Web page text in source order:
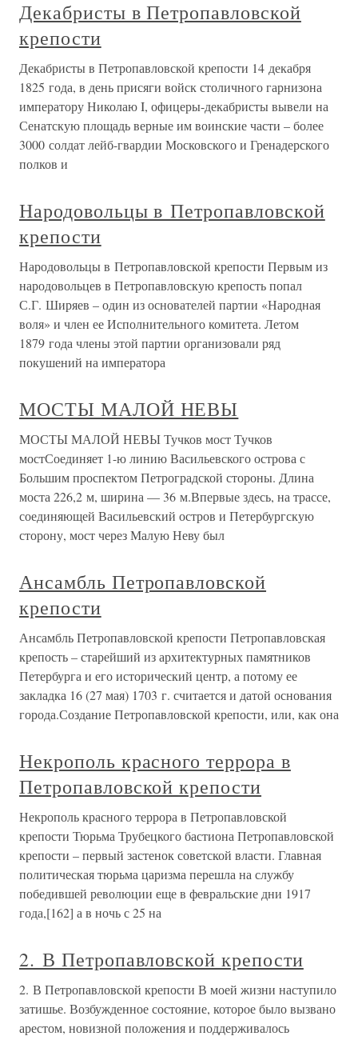
Декабристы в Петропавловской
крепости
Декабристы в Петропавловской крепости 14 декабря
1825 года, в день присяги войск столичного гарнизона
императору Николаю I, офицеры-декабристы вывели на
Сенатскую площадь верные им воинские части – более
3000 солдат лейб-гвардии Московского и Гренадерского
полков и
Народовольцы в Петропавловской
крепости
Народовольцы в Петропавловской крепости Первым из
народовольцев в Петропавловскую крепость попал
С.Г. Ширяев – один из основателей партии «Народная
воля» и член ее Исполнительного комитета. Летом
1879 года члены этой партии организовали ряд
покушений на императора
МОСТЫ МАЛОЙ НЕВЫ
МОСТЫ МАЛОЙ НЕВЫ Тучков мост Тучков
мостСоединяет 1-ю линию Васильевского острова с
Большим проспектом Петроградской стороны. Длина
моста 226,2 м, ширина — 36 м.Впервые здесь, на трассе,
соединяющей Васильевский остров и Петербургскую
сторону, мост через Малую Неву был
Ансамбль Петропавловской
крепости
Ансамбль Петропавловской крепости Петропавловская
крепость – старейший из архитектурных памятников
Петербурга и его исторический центр, а потому ее
закладка 16 (27 мая) 1703 г. считается и датой основания
города.Создание Петропавловской крепости, или, как она
Некрополь красного террора в
Петропавловской крепости
Некрополь красного террора в Петропавловской
крепости Тюрьма Трубецкого бастиона Петропавловской
крепости – первый застенок советской власти. Главная
политическая тюрьма царизма перешла на службу
победившей революции еще в февральские дни 1917
года,[162] а в ночь с 25 на
2. В Петропавловской крепости
2. В Петропавловской крепости В моей жизни наступило
затишье. Возбужденное состояние, которое было вызвано
арестом, новизной положения и поддерживалось